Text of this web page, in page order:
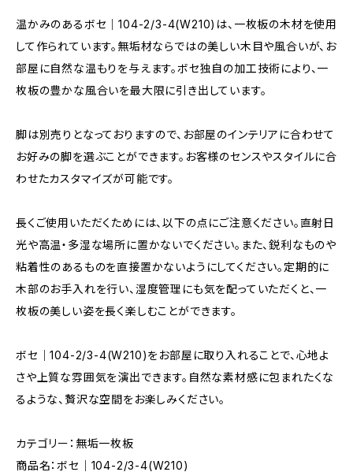
温かみのあるボセ｜104-2/3-4(W210)は、一枚板の木材を使用
して作られています。無垢材ならではの美しい木目や風合いが、お
部屋に自然な温もりを与えます。ボセ独自の加工技術により、一
枚板の豊かな風合いを最大限に引き出しています。
脚は別売りとなっておりますので、お部屋のインテリアに合わせて
お好みの脚を選ぶことができます。お客様のセンスやスタイルに合
わせたカスタマイズが可能です。
長くご使用いただくためには、以下の点にご注意ください。直射日
光や高温・多湿な場所に置かないでください。また、鋭利なものや
粘着性のあるものを直接置かないようにしてください。定期的に
木部のお手入れを行い、湿度管理にも気を配っていただくと、一
枚板の美しい姿を長く楽しむことができます。
ボセ｜104-2/3-4(W210)をお部屋に取り入れることで、心地よ
さや上質な雰囲気を演出できます。自然な素材感に包まれたくな
るような、贅沢な空間をお楽しみください。
カテゴリー：無垢一枚板
商品名：ボセ｜104-2/3-4(W210)